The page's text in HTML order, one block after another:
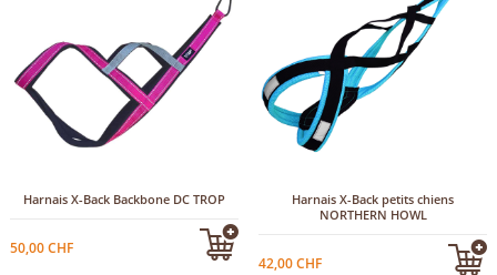
Harnais X-Back Backbone DC TROP
50,00 CHF
Harnais X-Back petits chiens
NORTHERN HOWL
42,00 CHF